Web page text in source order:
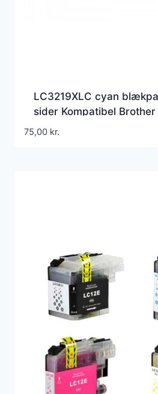
LC3219XLC cyan
sider Kompatibel Brother
75,00 kr.